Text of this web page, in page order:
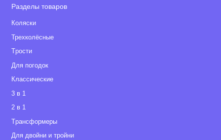
Внутренний размер по верху люльки: 84 х 38 см
Размеры упаковки: 138х77,5х20,5 см
Вес в упаковке: 25 кг
Разделы товаров
Коляски
Трехколёсные
Tрости
Для погодок
Классические
3 в 1
2 в 1
Tрансформеры
Для двойни и тройни